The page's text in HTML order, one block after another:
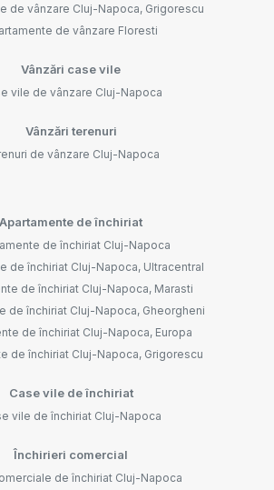
de vânzare Cluj-Napoca, Grigorescu
de vânzare Floresti
Vânzări case vile
vile de vânzare Cluj-Napoca
Vânzări terenuri
de vânzare Cluj-Napoca
Apartamente de închiriat
de închiriat Cluj-Napoca
de închiriat Cluj-Napoca, Ultracentral
de închiriat Cluj-Napoca, Marasti
de închiriat Cluj-Napoca, Gheorgheni
de închiriat Cluj-Napoca, Europa
de închiriat Cluj-Napoca, Grigorescu
Case vile de închiriat
vile de închiriat Cluj-Napoca
Închirieri comercial
de închiriat Cluj-Napoca